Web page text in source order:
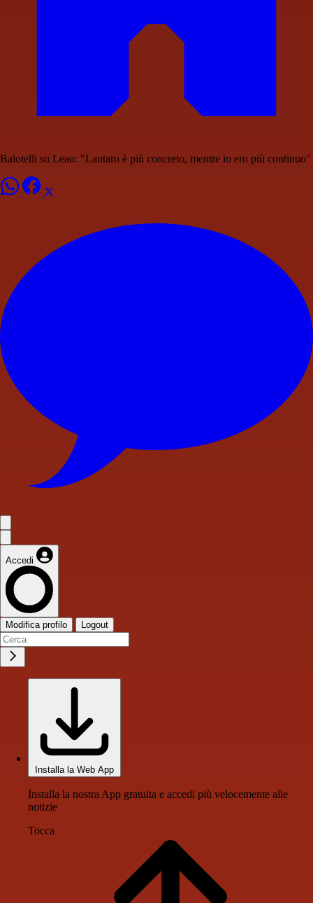
Balotelli su Leao: "Lautaro è più concreto, mentre io ero più continuo"
Accedi
Modifica profilo Logout
Installa la Web App
Installa la nostra App gratuita e accedi più velocemente alle
notizie
Tocca